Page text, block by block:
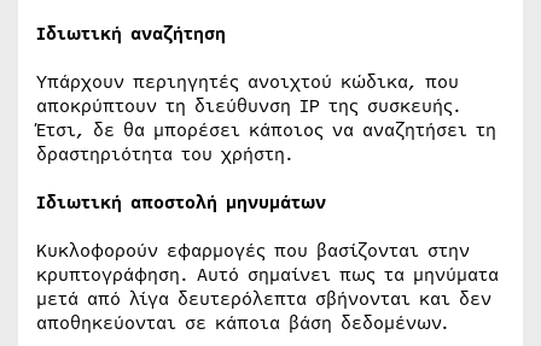
Ιδιωτική αναζήτηση
Υπάρχουν περιηγητές ανοιχτού κώδικα, που
αποκρύπτουν τη διεύθυνση IP της συσκευής.
Έτσι, δε θα μπορέσει κάποιος να αναζητήσει τη
δραστηριότητα του χρήστη.
Ιδιωτική αποστολή μηνυμάτων
Κυκλοφορούν εφαρμογές που βασίζονται στην
κρυπτογράφηση. Αυτό σημαίνει πως τα μηνύματα
μετά από λίγα δευτερόλεπτα σβήνονται και δεν
αποθηκεύονται σε κάποια βάση δεδομένων.